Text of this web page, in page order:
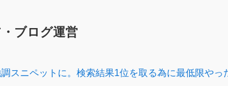
ブログ運営
スニペットに。検索結果1位を取る為に最低限やっ